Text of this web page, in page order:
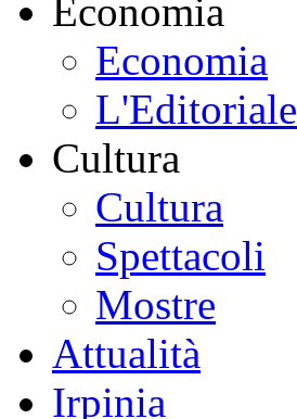
Economia
Economia
L'Editoriale
Cultura
Cultura
Spettacoli
Mostre
Attualità
Irpinia